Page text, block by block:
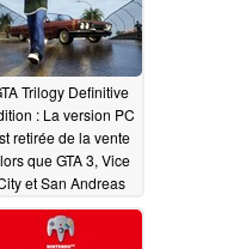
Trilogy Definitive
: La version PC
retirée de la vente
que GTA 3, Vice
et San Andreas
Remastered sont
victimes de bogues et